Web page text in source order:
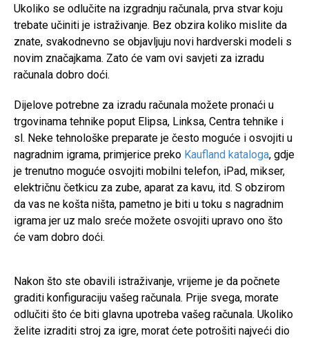
Ukoliko se odlučite na izgradnju računala, prva stvar koju
trebate učiniti je istraživanje. Bez obzira koliko mislite da
znate, svakodnevno se objavljuju novi hardverski modeli s
novim značajkama. Zato će vam ovi savjeti za izradu
računala dobro doći.
Dijelove potrebne za izradu računala možete pronaći u
trgovinama tehnike poput Elipsa, Linksa, Centra tehnike i
sl. Neke tehnološke preparate je često moguće i osvojiti u
nagradnim igrama, primjerice preko Kaufland kataloga, gdje
je trenutno moguće osvojiti mobilni telefon, iPad, mikser,
električnu četkicu za zube, aparat za kavu, itd. S obzirom
da vas ne košta ništa, pametno je biti u toku s nagradnim
igrama jer uz malo sreće možete osvojiti upravo ono što
će vam dobro doći.
Nakon što ste obavili istraživanje, vrijeme je da počnete
graditi konfiguraciju vašeg računala. Prije svega, morate
odlučiti što će biti glavna upotreba vašeg računala. Ukoliko
želite izraditi stroj za igre, morat ćete potrošiti najveći dio